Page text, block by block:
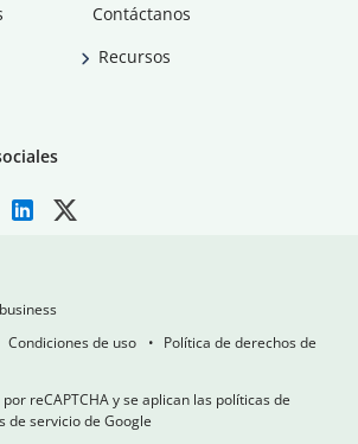
Contáctanos
Recursos
Condiciones de uso
Política de derechos de
reCAPTCHA y se aplican las políticas de
de servicio de Google